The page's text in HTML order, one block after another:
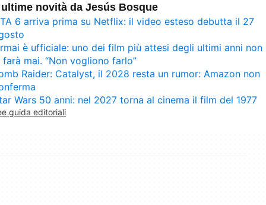
novità da Jesús Bosque
6 arriva prima su Netflix: il video esteso debutta il 27
è ufficiale: uno dei film più attesi degli ultimi anni non
farà mai. “Non vogliono farlo”
Raider: Catalyst, il 2028 resta un rumor: Amazon non
Wars 50 anni: nel 2027 torna al cinema il film del 1977
guida editoriali